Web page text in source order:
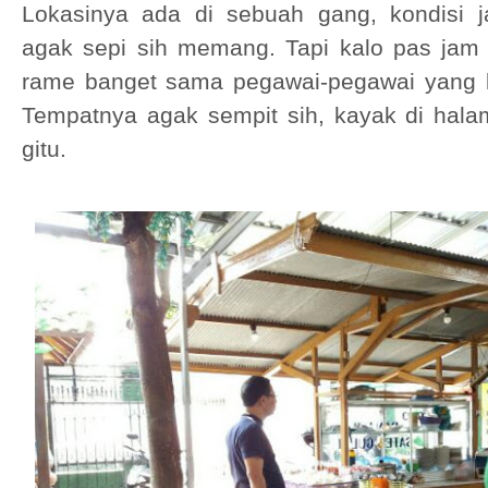
Lokasinya ada di sebuah gang, kondisi
agak sepi sih memang. Tapi kalo pas
rame banget sama pegawai-pegawai yang
Tempatnya agak sempit sih, kayak di
gitu.